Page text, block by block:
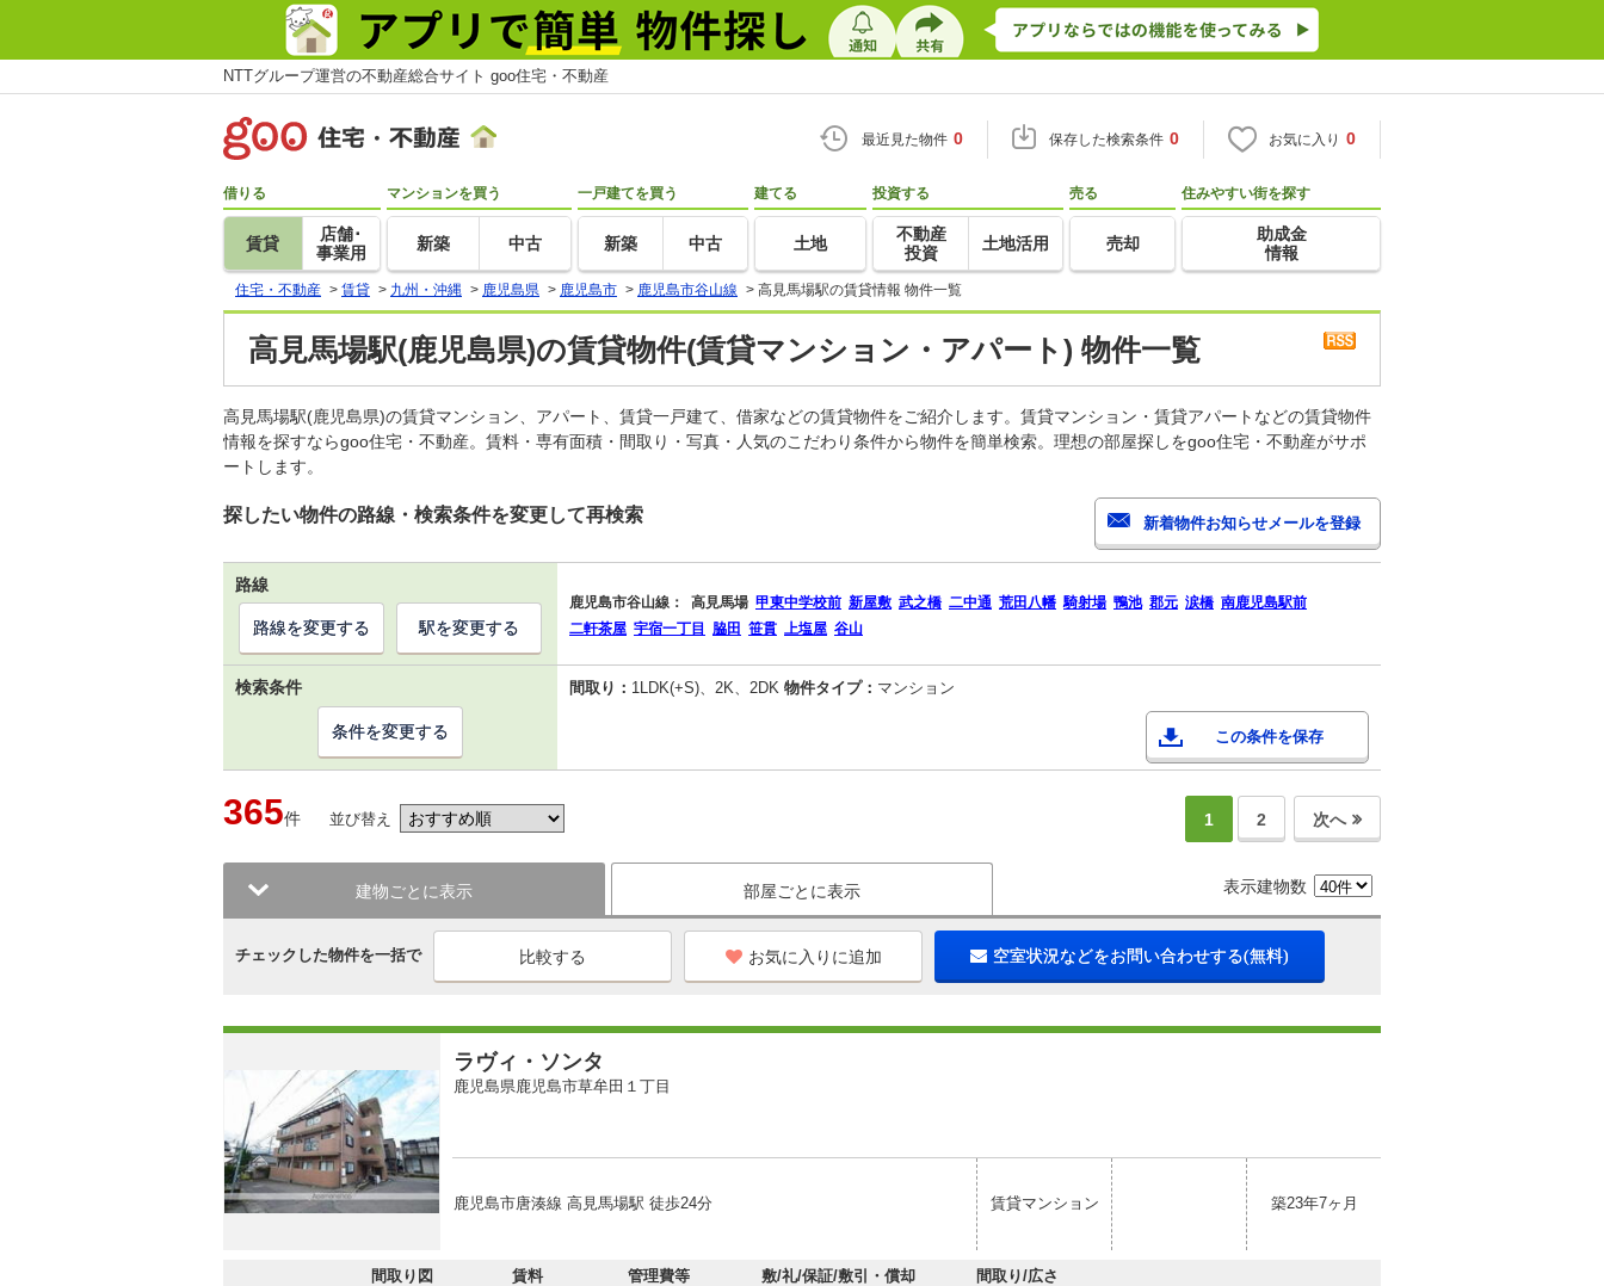
NTTグループ運営の不動産総合サイト goo住宅・不動産
最近見た物件 0 保存した検索条件 0 お気に入り 0
借りる
賃貸
店舗･
事業用
マンションを買う
新築 中古
一戸建てを買う
新築 中古
建てる
土地
投資する
不動産
投資
土地活用
売る
売却
住みやすい街を探す
助成金
情報
住宅・不動産 > 賃貸 > 九州・沖縄 > 鹿児島県 > 鹿児島市 > 鹿児島市谷山線 > 高見馬場駅の賃貸情報 物件一覧
高見馬場駅(鹿児島県)の賃貸物件(賃貸マンション・アパート) 物件一覧
高見馬場駅(鹿児島県)の賃貸マンション、アパート、賃貸一戸建て、借家などの賃貸物件をご紹介します。賃貸マンション・賃貸アパートなどの賃貸物件
情報を探すならgoo住宅・不動産。賃料・専有面積・間取り・写真・人気のこだわり条件から物件を簡単検索。理想の部屋探しをgoo住宅・不動産がサポ
ートします。
探したい物件の路線・検索条件を変更して再検索
路線
鹿児島市谷山線： 高見馬場 甲東中学校前 新屋敷 武之橋 二中通 荒田八幡 騎射場 鴨池 郡元 涙橋 南鹿児島駅前
二軒茶屋 宇宿一丁目 脇田 笹貫 上塩屋 谷山
路線を変更する 駅を変更する
検索条件 間取り： 1LDK(+S)、2K、2DK 物件タイプ： マンション
この条件を保存
条件を変更する
365件 並び替え 1 2 次へ
建物ごとに表示 部屋ごとに表示 表示建物数
チェックした物件を一括で お気に入りに追加 空室状況などをお問い合わせする(無料)
ラヴィ・ソンタ
鹿児島県鹿児島市草牟田１丁目
鹿児島市唐湊線 高見馬場駅 徒歩24分 賃貸マンション 築23年7ヶ月
間取り図 賃料 管理費等 敷/礼/保証/敷引・償却 間取り/広さ